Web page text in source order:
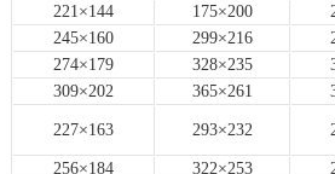
221×144
175×200
245×160
299×216
274×179
328×235
309×202
365×261
227×163 293×232
256×184 322×253